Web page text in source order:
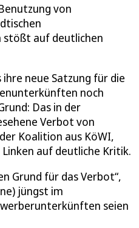
von
stößt auf deutlichen
neue Satzung für die
noch
Das in der
Verbot von
Koalition aus KöWI,
Linken auf deutliche Kritik.
Grund für das Verbot“,
jüngst im
seien